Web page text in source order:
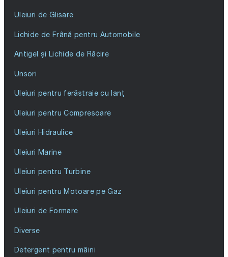
Uleiuri de Glisare
Lichide de Frână pentru Automobile
Antigel și Lichide de Răcire
Unsori
Uleiuri pentru ferăstraie cu lanț
Uleiuri pentru Compresoare
Uleiuri Hidraulice
Uleiuri Marine
Uleiuri pentru Turbine
Uleiuri pentru Motoare pe Gaz
Uleiuri de Formare
Diverse
Detergent pentru mâini